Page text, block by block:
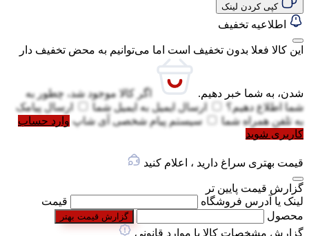
کپی کردن لینک
اطلاعیه تخفیف
این کالا فعلا بدون تخفیف است اما می‌توانیم به محض تخفیف دار
شدن، به شما خبر دهیم.
اگر کالا موجود شد، چطور به
شما اطلاع دهیم؟
ارسال ایمیل به ایمیل شما
ارسال پیامک
به تلفن همراه شما سیستم پیام شخصی آی شاپ وارد حساب
کاربری شوید
قیمت بهتری سراغ دارید ، اعلام کنید
گزارش قیمت پایین تر
لینک یا آدرس فروشگاه
قیمت
محصول
گزارش قیمت بهتر
گزارش مشخصات کالا یا موارد قانونی